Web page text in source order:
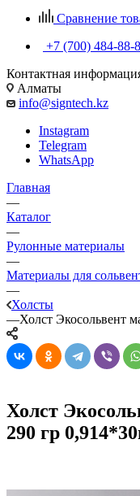
Сравнение
+7 (700) 484-88-
Контактная
Алматы
info@signtech.kz
Instagram
Telegram
WhatsApp
Главная
—
Каталог
—
Рулонные материалы
—
Материалы для
—
Холсты
—Холст Экосольвент
Холст
290 гр